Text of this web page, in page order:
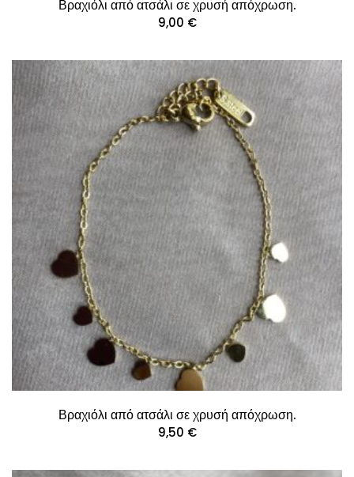
Βραχιόλι από ατσάλι σε χρυσή απόχρωση.
9,00 €
Βραχιόλι από ατσάλι σε χρυσή απόχρωση.
9,50 €